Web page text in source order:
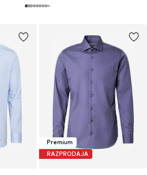
Premium
RAZPRODAJA